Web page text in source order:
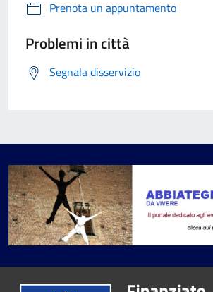
Prenota un appuntamento
Problemi in città
Segnala disservizio